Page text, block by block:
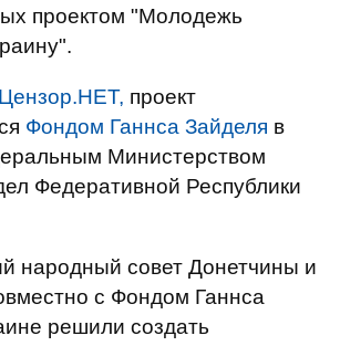
проектом "Молодежь
Цензор.НЕТ, проект
Фондом Ганнса Зайделя в
Министерством
Федеративной Республики
народный совет Донетчины и
с Фондом Ганнса
решили создать